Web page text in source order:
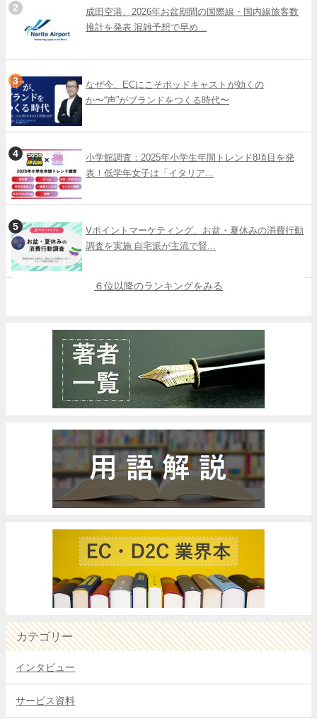
成田空港、2026年お盆期間の国際線・国内線旅客数
推計を発表 混雑予想で早め...
なぜ今、ECにこそポッドキャストが効くの
か〜“声”がブランドをつくる時代〜
小学館調査：2025年小学生年間トレンド8項目を発
表！低学年女子は「イタリア...
Vポイントマーケティング、お盆・夏休みの消費行動
調査を実施 自宅派が主流で賢...
６位以降のランキングをみる
カテゴリー
インタビュー
サービス資料